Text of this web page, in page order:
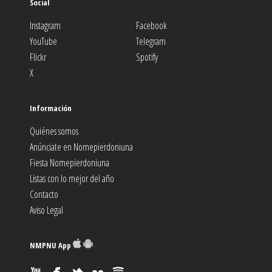
Social
Instagram
Facebook
YouTube
Telegram
Flickr
Spotify
X
Información
Quiénes somos
Anúnciate en Nomepierdoniuna
Fiesta Nomepierdoniuna
Listas con lo mejor del año
Contacto
Aviso Legal
NMPNU App